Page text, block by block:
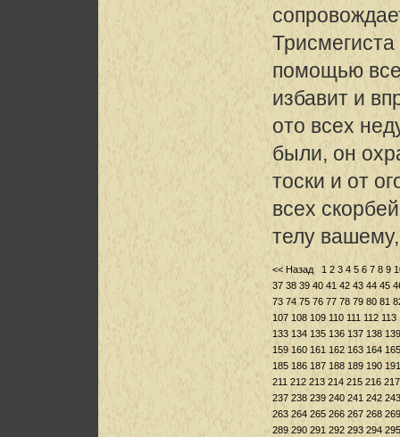
помощью
избавит и
ото всех
были, он
тоски и от
всех
телу
<< Назад 1 2 3 4 5 6 7 8 9
37 38 39 40 41 42 43 44 45
73 74 75 76 77 78 79 80 81
107 108 109 110 111 112 113
133 134 135 136 137 138 139
159 160 161 162 163 164 165
185 186 187 188 189 190 191
211 212 213 214 215 216 217
237 238 239 240 241 242 243
263 264 265 266 267 268 269
289 290 291 292 293 294 295